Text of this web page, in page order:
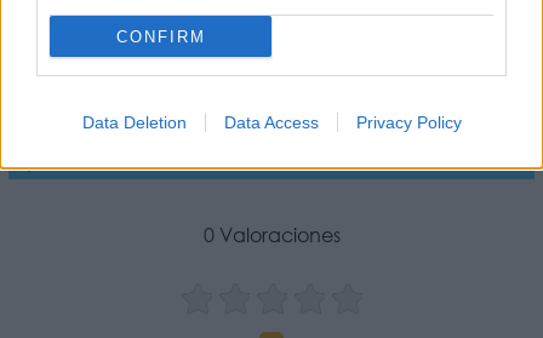
CONFIRM
Data Deletion Data Access Privacy Policy
Opiniones San Martín de Valdeiglesias | La San
Silvestre Pinche 2025 prepara una jornada deportiva
0 Valoraciones